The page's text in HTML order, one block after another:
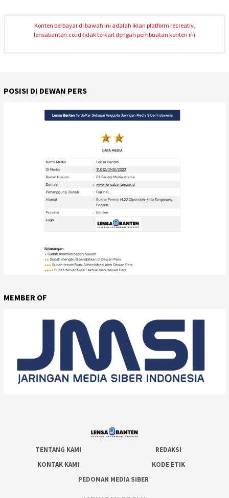
Konten berbayar di bawah ini adalah iklan platform recreativ,
lensabanten.co.id tidak terkait dengan pembuatan konten ini
POSISI DI DEWAN PERS
MEMBER OF
TENTANG KAMI
REDAKSI
KONTAK KAMI
KODE ETIK
PEDOMAN MEDIA SIBER